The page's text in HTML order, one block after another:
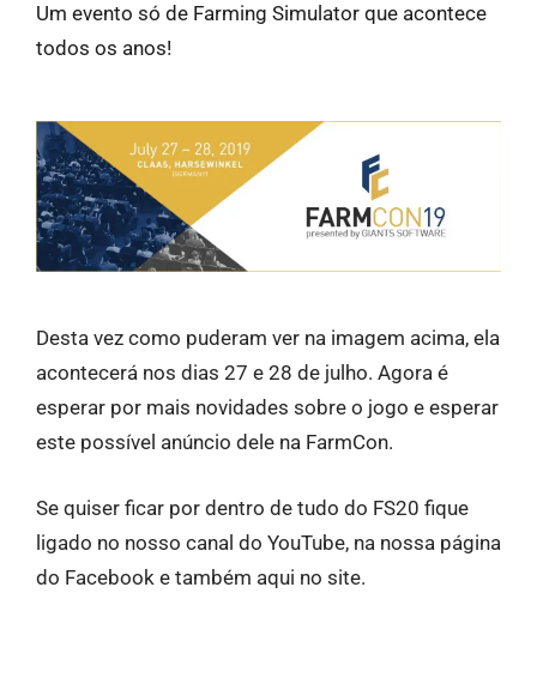
Um evento só de Farming Simulator que acontece
todos os anos!
Desta vez como puderam ver na imagem acima, ela
acontecerá nos dias 27 e 28 de julho. Agora é
esperar por mais novidades sobre o jogo e esperar
este possível anúncio dele na FarmCon.
Se quiser ficar por dentro de tudo do FS20 fique
ligado no nosso canal do YouTube, na nossa página
do Facebook e também aqui no site.